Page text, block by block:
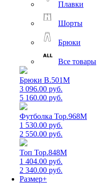
Плавки
Шорты
Брюки
Все товары
Брюки B.501M
3 096.00 руб.
5 160.00 руб.
Футболка Top.968M
1 530.00 руб.
2 550.00 руб.
Топ Top.848M
1 404.00 руб.
2 340.00 руб.
Размер+